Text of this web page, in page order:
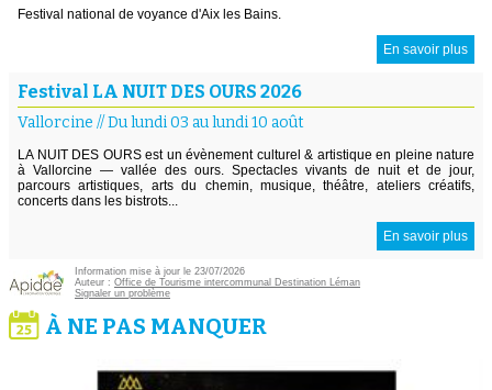
Festival national de voyance d'Aix les Bains.
En savoir plus
Festival LA NUIT DES OURS 2026
Vallorcine //Du lundi 03 au lundi 10 août
LA NUIT DES OURS est un évènement culturel & artistique en pleine nature
à Vallorcine — vallée des ours. Spectacles vivants de nuit et de jour,
parcours artistiques, arts du chemin, musique, théâtre, ateliers créatifs,
concerts dans les bistrots...
En savoir plus
Information mise à jour le 23/07/2026
Auteur : Office de Tourisme intercommunal Destination Léman
Signaler un problème
À NE PAS MANQUER